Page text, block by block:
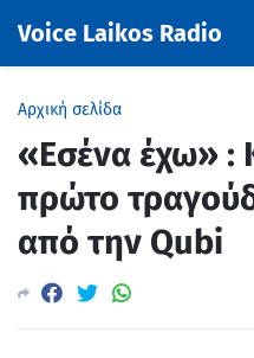
Voice Laikos Radio
Αρχική σελίδα
«Eσένα έχω» :
πρώτο
από την Qubi